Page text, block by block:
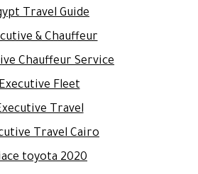
Travel Guide
& Chauffeur
Chauffeur Service
Executive Fleet
Travel
Travel Cairo
toyota 2020